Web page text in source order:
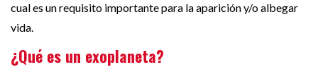
cual es un requisito importante para la aparición y/o albegar
vida.
¿Qué es un exoplaneta?